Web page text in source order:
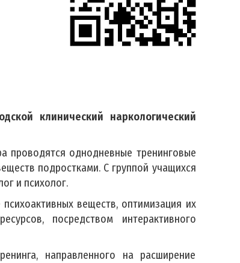
клинический наркологический
проводятся однодневные тренинговые
подростками. С группой учащихся
и психолог.
веществ, оптимизация их
посредством интерактивного
направленного на расширение